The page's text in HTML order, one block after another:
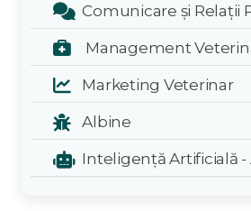
Comunicare și Relații
Management
Marketing Veterinar
Albine
Inteligență Artificială -